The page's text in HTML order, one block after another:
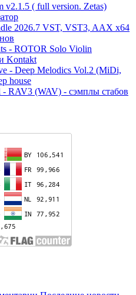
v2.1.5 ( full version. Zetas)
2026.7 VST, VST3, AAX x64
- ROTOR Solo Violin
Kontakt
- Deep Melodics Vol.2 (MiDi,
house
- RAV3 (WAV) - сэмплы стабов